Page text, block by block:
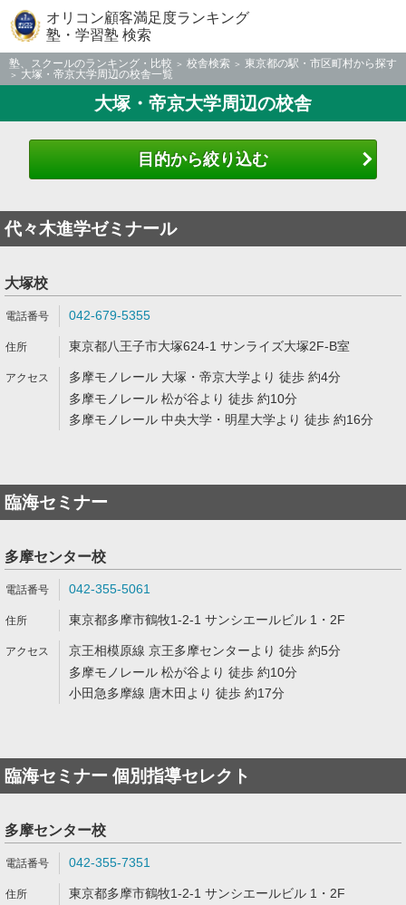
オリコン顧客満足度ランキング
塾・学習塾 検索
塾、スクールのランキング・比較 校舎検索
東京都の駅・市区町村から探す
大塚・帝京大学周辺の校舎一覧
大塚・帝京大学周辺の校舎
目的から絞り込む
代々木進学ゼミナール
大塚校
042-679-5355
東京都八王子市大塚624-1 サンライズ大塚2F-B室
多摩モノレール 大塚・帝京大学より 徒歩 約4分
多摩モノレール 松が谷より 徒歩 約10分
多摩モノレール 中央大学・明星大学より 徒歩 約16分
臨海セミナー
多摩センター校
042-355-5061
東京都多摩市鶴牧1-2-1 サンシエールビル 1・2F
京王相模原線 京王多摩センターより 徒歩 約5分
多摩モノレール 松が谷より 徒歩 約10分
小田急多摩線 唐木田より 徒歩 約17分
臨海セミナー 個別指導セレクト
多摩センター校
042-355-7351
東京都多摩市鶴牧1-2-1 サンシエールビル 1・2F